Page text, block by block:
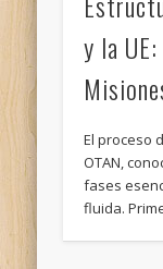
y la
El proceso
OTAN,
fases
fluida.